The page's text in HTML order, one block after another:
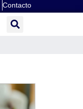
Contacto